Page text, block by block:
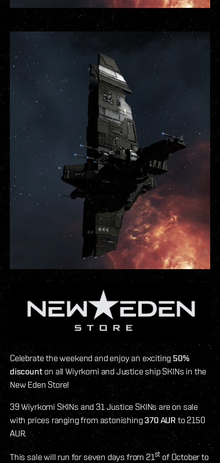
Celebrate the weekend and enjoy an exciting 50%
discount on all Wiyrkomi and Justice ship SKINs in the
New Eden Store!
39 Wiyrkomi SKINs and 31 Justice SKINs are on sale
with prices ranging from astonishing370 AURto 2150
AUR.
This sale will run for seven days from 21st of October to